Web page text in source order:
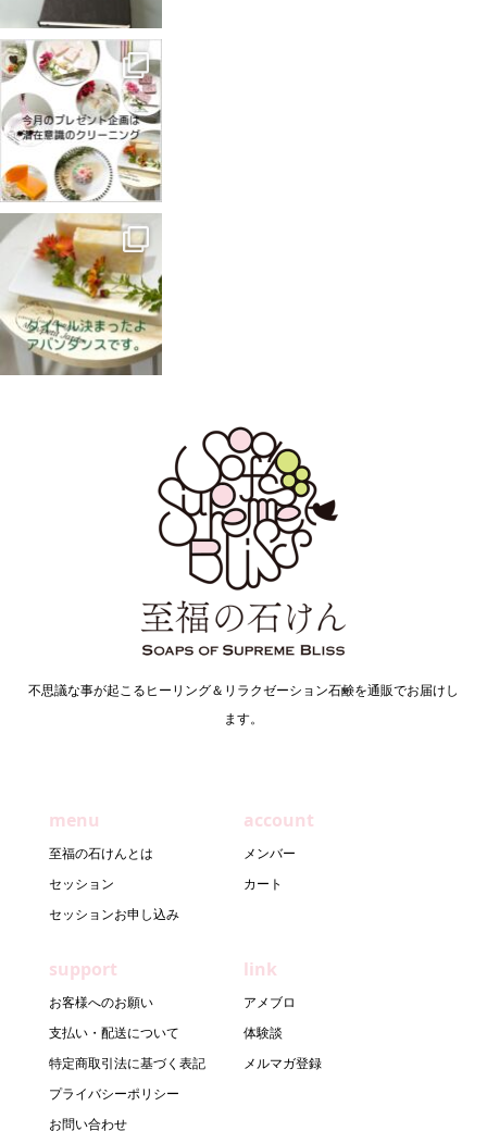
不思議な事が起こるヒーリング＆リラクゼーション石鹸を通販でお届けし
ます。
menu
至福の石けんとは
セッション
セッションお申し込み
account
メンバー
カート
support
お客様へのお願い
支払い・配送について
特定商取引法に基づく表記
プライバシーポリシー
お問い合わせ
link
アメブロ
体験談
メルマガ登録